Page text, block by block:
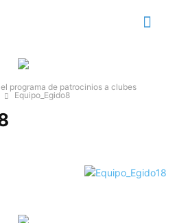
programa de patrocinios a clubes
Equipo_Egido8